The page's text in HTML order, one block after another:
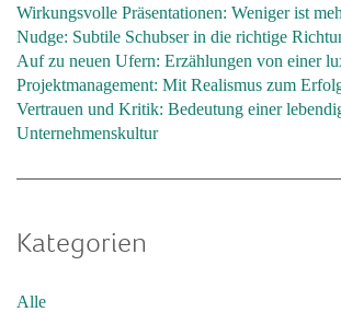
Wirkungsvolle Präsentationen: Weniger ist
Nudge: Subtile Schubser in die richtige
Auf zu neuen Ufern: Erzählungen von einer
Projektmanagement: Mit Realismus zum
Vertrauen und Kritik: Bedeutung einer
Unternehmenskultur
Kategorien
Alle